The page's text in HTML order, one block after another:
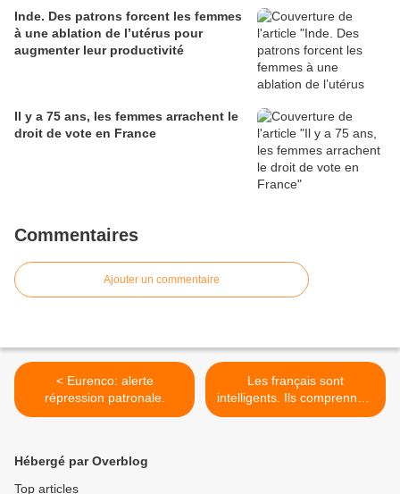
Inde. Des patrons forcent les femmes
à une ablation de l’utérus pour
augmenter leur productivité
Il y a 75 ans, les femmes arrachent le
droit de vote en France
Commentaires
Ajouter un commentaire
< Eurenco: alerte
répression patronale.
Les français sont
intelligents. Ils comprennent
le mépris de classe En
Hébergé par Overblog
Top articles